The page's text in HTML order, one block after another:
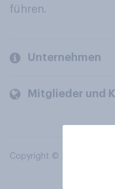
führen.
Unternehmen
Mitglieder und
Copyright © 2026 YouGov